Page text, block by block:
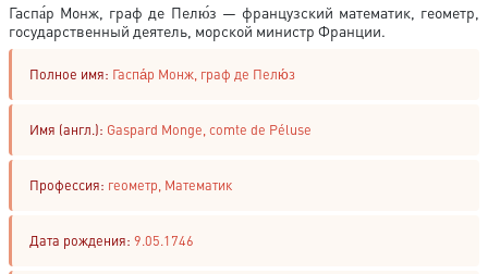
Гаспа́р Монж, граф де Пелю́з — французский математик, геометр,
государственный деятель, морской министр Франции.
Полное имя: Гаспа́р Монж, граф де Пелю́з
Имя (англ.): Gaspard Monge, comte de Péluse
Профессия: геометр, Математик
Дата рождения: 9.05.1746